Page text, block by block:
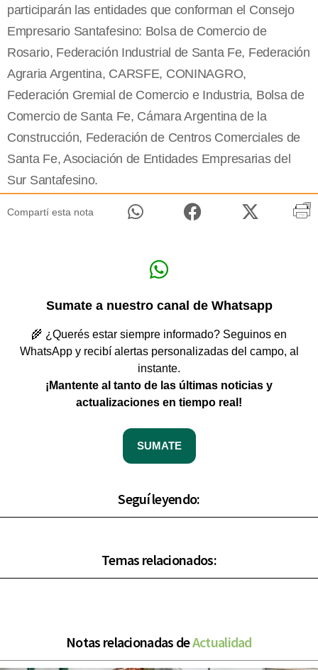
participarán las entidades que conforman el Consejo
Empresario Santafesino: Bolsa de Comercio de
Rosario, Federación Industrial de Santa Fe, Federación
Agraria Argentina, CARSFE, CONINAGRO,
Federación Gremial de Comercio e Industria, Bolsa de
Comercio de Santa Fe, Cámara Argentina de la
Construcción, Federación de Centros Comerciales de
Santa Fe, Asociación de Entidades Empresarias del
Sur Santafesino.
Compartí esta nota
Sumate a nuestro canal de Whatsapp
🌾 ¿Querés estar siempre informado? Seguinos en
WhatsApp y recibí alertas personalizadas del campo, al
instante.
¡Mantente al tanto de las últimas noticias y
actualizaciones en tiempo real!
SUMATE
Seguí leyendo:
Temas relacionados:
Notas relacionadas deActualidad